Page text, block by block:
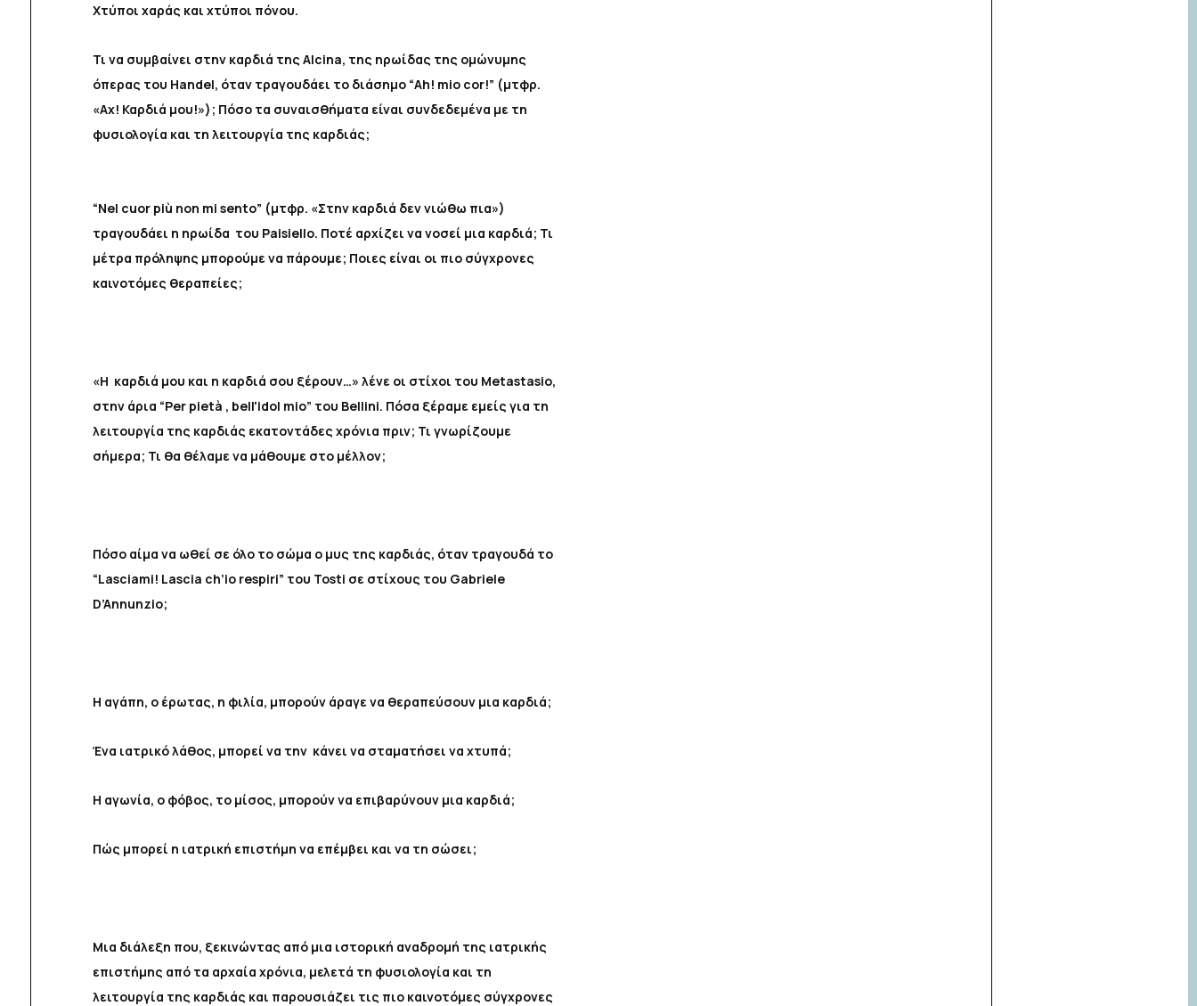
Χτύποι χαράς και χτύποι πόνου.
Τι να συμβαίνει στην καρδιά της Alcina, της ηρωίδας της ομώνυμης
όπερας του Handel, όταν τραγουδάει το διάσημο “Ah! mio cor!” (μτφρ.
«Αχ! Καρδιά μου!»); Πόσο τα συναισθήματα είναι συνδεδεμένα με τη
φυσιολογία και τη λειτουργία της καρδιάς;
“Nel cuor più non mi sento” (μτφρ. «Στην καρδιά δεν νιώθω πια»)
τραγουδάει η ηρωίδα του Paisiello. Ποτέ αρχίζει να νοσεί μια καρδιά; Τι
μέτρα πρόληψης μπορούμε να πάρουμε; Ποιες είναι οι πιο σύγχρονες
καινοτόμες θεραπείες;
«H καρδιά μου και η καρδιά σου ξέρουν…» λένε οι στίχοι του Metastasio,
στην άρια “Per pietà , bell'idol mio” του Bellini. Πόσα ξέραμε εμείς για τη
λειτουργία της καρδιάς εκατοντάδες χρόνια πριν; Τι γνωρίζουμε
σήμερα; Τι θα θέλαμε να μάθουμε στο μέλλον;
Πόσο αίμα να ωθεί σε όλο το σώμα ο μυς της καρδιάς, όταν τραγουδά το
“Lasciami! Lascia ch’io respiri” του Tosti σε στίχους του Gabriele
D’Annunzio;
Η αγάπη, ο έρωτας, η φιλία, μπορούν άραγε να θεραπεύσουν μια καρδιά;
Ένα ιατρικό λάθος, μπορεί να την κάνει να σταματήσει να χτυπά;
Η αγωνία, ο φόβος, το μίσος, μπορούν να επιβαρύνουν μια καρδιά;
Πώς μπορεί η ιατρική επιστήμη να επέμβει και να τη σώσει;
Μια διάλεξη που, ξεκινώντας από μια ιστορική αναδρομή της ιατρικής
επιστήμης από τα αρχαία χρόνια, μελετά τη φυσιολογία και τη
λειτουργία της καρδιάς και παρουσιάζει τις πιο καινοτόμες σύγχρονες